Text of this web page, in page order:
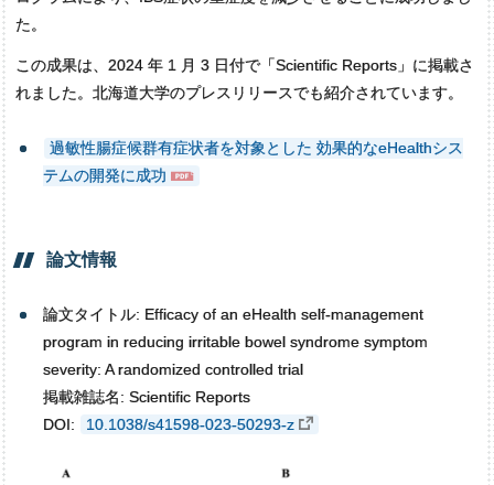
た。
この成果は、2024 年 1 月 3 日付で「Scientific Reports」に掲載さ
れました。北海道大学のプレスリリースでも紹介されています。
過敏性腸症候群有症状者を対象とした 効果的なeHealthシス
テムの開発に成功
論文情報
論文タイトル: Efficacy of an eHealth self-management
program in reducing irritable bowel syndrome symptom
severity: A randomized controlled trial
掲載雑誌名: Scientific Reports
DOI:
10.1038/s41598-023-50293-z